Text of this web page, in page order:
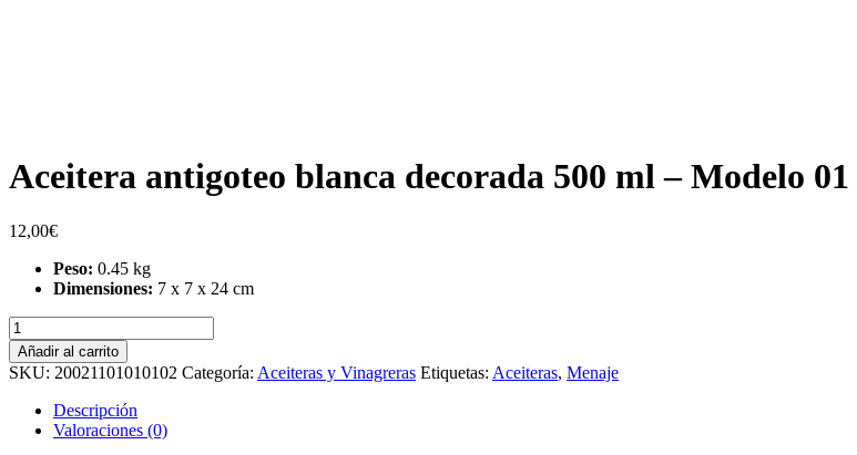
Aceitera antigoteo blanca decorada 500 ml – Modelo 01
12,00€
Peso: 0.45 kg
Dimensiones: 7 x 7 x 24 cm
Aceitera
antigoteo
blanca
decorada
Añadir al carrito
SKU: 20021101010102 Categoría: Aceiteras y Vinagreras Etiquetas: Aceiteras, Menaje
Descripción
Valoraciones (0)